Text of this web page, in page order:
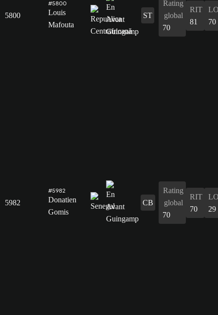
5800
#5800
Louis
Mafouta
ST
Rating
global
70
RIT
81
70
5982
#5982
Donatien
Gomis
CB
Rating
global
70
RIT
70
29